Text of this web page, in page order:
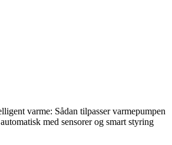
varme: Sådan tilpasser varmepumpen
med sensorer og smart styring